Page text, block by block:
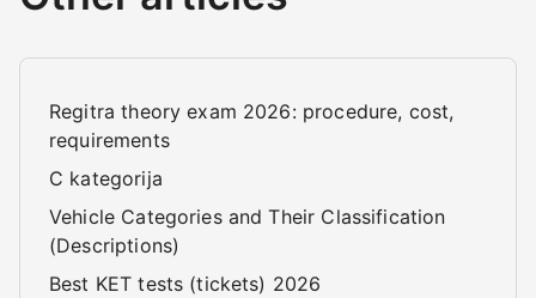
Regitra theory exam 2026: procedure, cost,
requirements
C kategorija
Vehicle Categories and Their Classification
(Descriptions)
Best KET tests (tickets) 2026